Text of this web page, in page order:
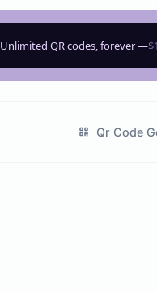
Unlimited QR codes, forever —
Qr Code